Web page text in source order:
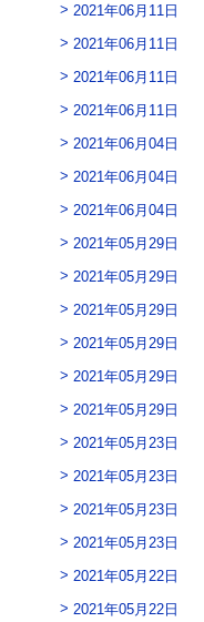
2021年06月11日
2021年06月11日
2021年06月11日
2021年06月11日
2021年06月04日
2021年06月04日
2021年06月04日
2021年05月29日
2021年05月29日
2021年05月29日
2021年05月29日
2021年05月29日
2021年05月29日
2021年05月23日
2021年05月23日
2021年05月23日
2021年05月23日
2021年05月22日
2021年05月22日